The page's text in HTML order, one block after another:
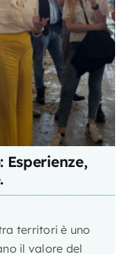
territori è uno
il valore del